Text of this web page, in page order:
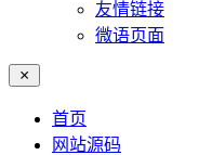
友情链接
微语页面
首页
网站源码